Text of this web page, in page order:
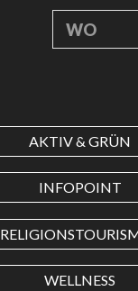
WO
AKTIV & GRÜN
INFOPOINT
WELLNESS